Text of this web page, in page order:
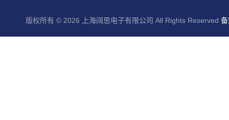
版权所有 © 2026 上海阔思电子有限公司 All Rights Reserved